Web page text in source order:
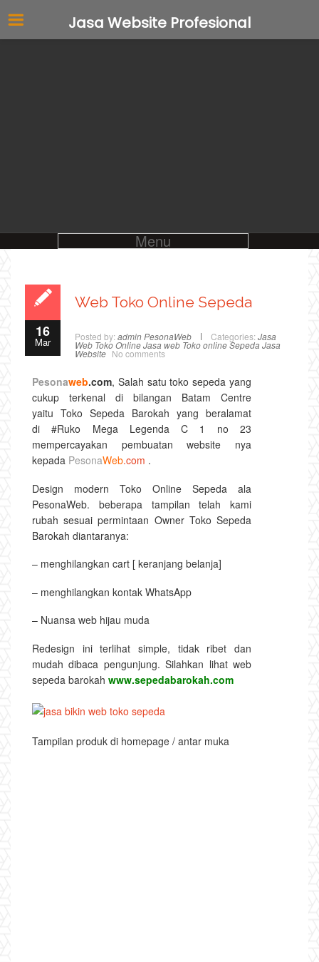
Menu
16
Mar
Web Toko Online Sepeda
Posted by: admin PesonaWeb Categories: Jasa
Web Toko OnlineJasa web Toko online Sepeda Jasa
Website No comments
Pesonaweb.com, Salah satu toko sepeda yang
cukup terkenal di bilangan Batam Centre
yaitu Toko Sepeda Barokah yang beralamat
di #Ruko Mega Legenda C 1 no 23
mempercayakan pembuatan website nya
kepada PesonaWeb.com .
Design modern Toko Online Sepeda ala
PesonaWeb. beberapa tampilan telah kami
rubah sesuai permintaan Owner Toko Sepeda
Barokah diantaranya:
– menghilangkan cart [ keranjang belanja]
– menghilangkan kontak WhatsApp
– Nuansa web hijau muda
Redesign ini terlihat simple, tidak ribet dan
mudah dibaca pengunjung. Silahkan lihat web
sepeda barokah www.sepedabarokah.com
Tampilan produk di homepage / antar muka
Jasa Website Profesional